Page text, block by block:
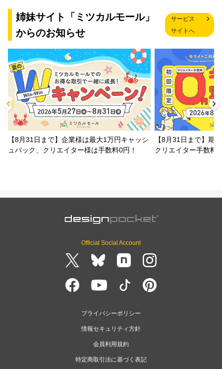
姉妹サイト「ミツカルモール」
からのお知らせ
サービス
サイトへ
【8月31日まで】企業様は最大1万円キャッシ
ュバック、クリエイター様は手数料0円！
【8月31日まで】期
クリエイター手数料
Official Social Account
プライバシーポリシー
情報セキュリティ方針
会員利用規約
特定商取引法に基づく表記